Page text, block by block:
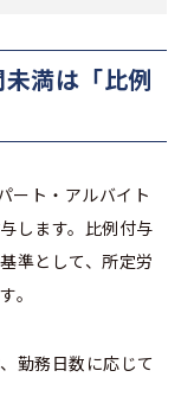
満は「比例
ート・アルバイト
します。比例付与
準として、所定労
。
勤務日数に応じて